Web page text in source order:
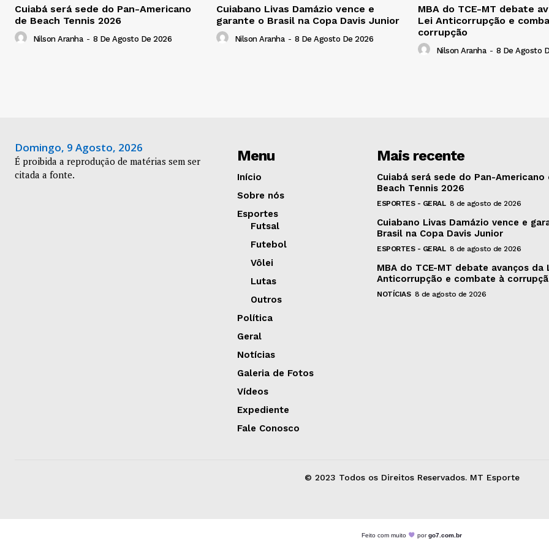
Cuiabá será sede do Pan-Americano
de Beach Tennis 2026
Nilson Aranha - 8 De Agosto De 2026
Cuiabano Livas Damázio vence e
garante o Brasil na Copa Davis Junior
Nilson Aranha - 8 De Agosto De 2026
MBA do TCE-MT debate
Lei Anticorrupção e
corrupção
Nilson Aranha - 8 De Agosto
Domingo, 9 Agosto, 2026
É proibida a reprodução de matérias sem ser
citada a fonte.
Menu
Início
Sobre nós
Esportes
Futsal
Futebol
Vôlei
Lutas
Outros
Política
Geral
Notícias
Galeria de Fotos
Vídeos
Expediente
Fale Conosco
Mais recente
Cuiabá será sede do Pan-Americano
Beach Tennis 2026
ESPORTES - GERAL 8 de agosto de 2026
Cuiabano Livas Damázio vence e
Brasil na Copa Davis Junior
ESPORTES - GERAL 8 de agosto de 2026
MBA do TCE-MT debate avanços da
Anticorrupção e combate à
NOTÍCIAS 8 de agosto de 2026
© 2023 Todos os Direitos Reservados. MT Esporte
Feito com muito porgo7.com.br